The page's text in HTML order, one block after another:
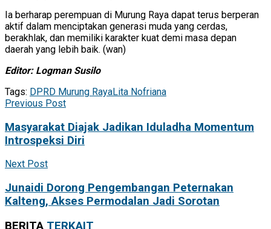
Ia berharap perempuan di Murung Raya dapat terus berperan
aktif dalam menciptakan generasi muda yang cerdas,
berakhlak, dan memiliki karakter kuat demi masa depan
daerah yang lebih baik. (wan)
Editor: Logman Susilo
Tags: DPRD Murung RayaLita Nofriana
Previous Post
Masyarakat Diajak Jadikan Iduladha Momentum
Introspeksi Diri
Next Post
Junaidi Dorong Pengembangan Peternakan
Kalteng, Akses Permodalan Jadi Sorotan
BERITA TERKAIT